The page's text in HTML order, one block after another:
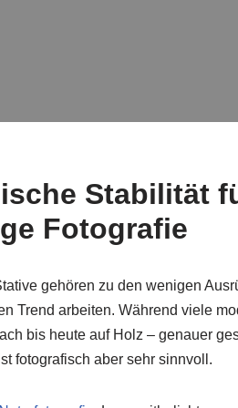
Stabilität
Fotografie
gehören zu den wenigen
Trend arbeiten. Während viele
bis heute auf Holz – genauer
fotografisch aber sehr sinnvoll.